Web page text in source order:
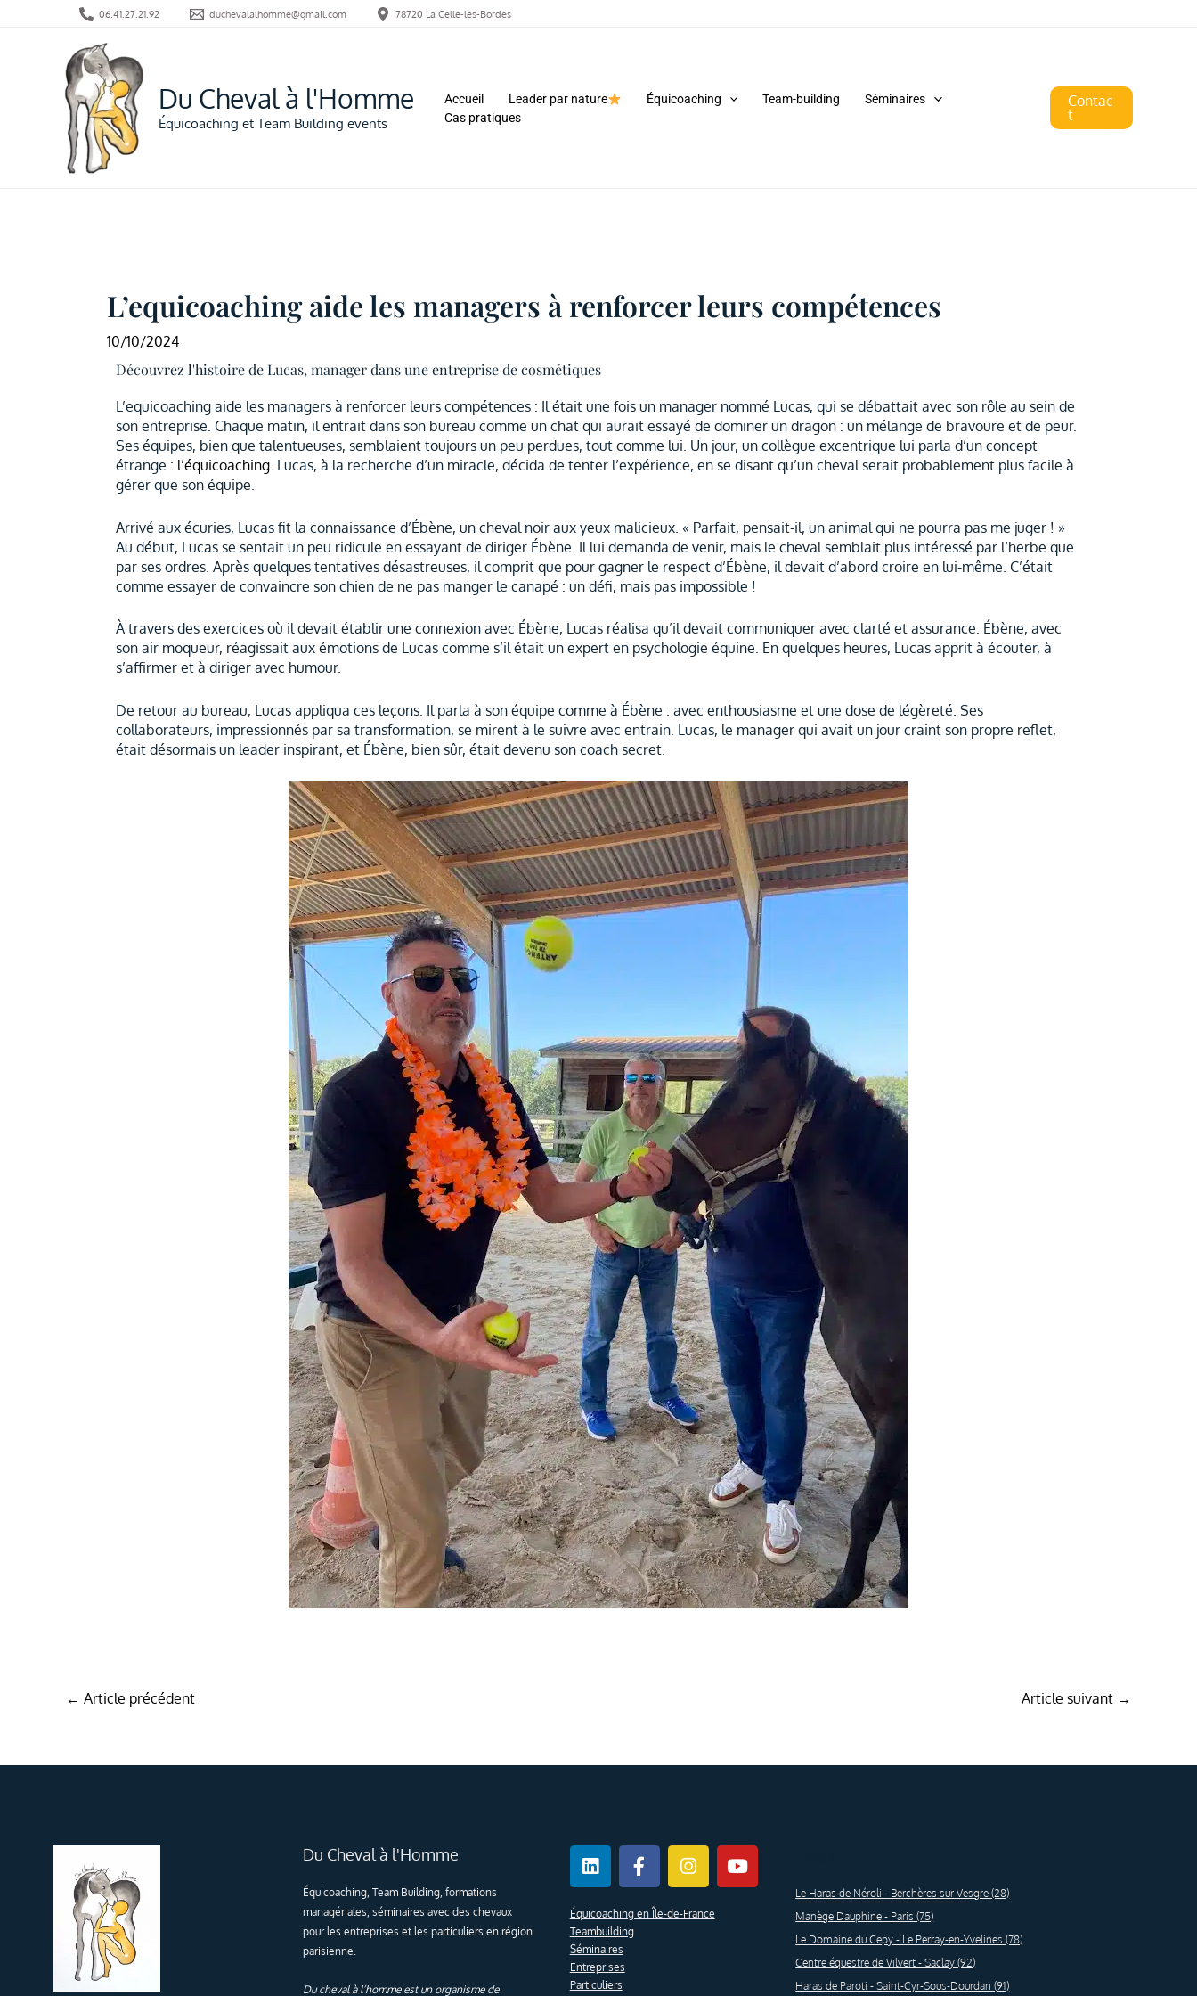
06.41.27.21.92 duchevalalhomme@gmail.com 78720 La Celle-les-Bordes
Du Cheval à l'Homme
Équicoaching et Team Building events
Accueil Leader par nature Équicoaching Team-building
Séminaires
Cas pratiques
Contac
t
L’equicoaching aide les managers à renforcer leurs compétences
10/10/2024
Découvrez l'histoire de Lucas, manager dans une entreprise de cosmétiques
L’equicoaching aide les managers à renforcer leurs compétences : Il était une fois un manager nommé Lucas, qui se débattait avec son rôle au sein de
son entreprise. Chaque matin, il entrait dans son bureau comme un chat qui aurait essayé de dominer un dragon : un mélange de bravoure et de peur.
Ses équipes, bien que talentueuses, semblaient toujours un peu perdues, tout comme lui. Un jour, un collègue excentrique lui parla d’un concept
étrange : l’équicoaching. Lucas, à la recherche d’un miracle, décida de tenter l’expérience, en se disant qu’un cheval serait probablement plus facile à
gérer que son équipe.
Arrivé aux écuries, Lucas fit la connaissance d’Ébène, un cheval noir aux yeux malicieux. « Parfait, pensait-il, un animal qui ne pourra pas me juger ! »
Au début, Lucas se sentait un peu ridicule en essayant de diriger Ébène. Il lui demanda de venir, mais le cheval semblait plus intéressé par l’herbe que
par ses ordres. Après quelques tentatives désastreuses, il comprit que pour gagner le respect d’Ébène, il devait d’abord croire en lui-même. C’était
comme essayer de convaincre son chien de ne pas manger le canapé : un défi, mais pas impossible !
À travers des exercices où il devait établir une connexion avec Ébène, Lucas réalisa qu’il devait communiquer avec clarté et assurance. Ébène, avec
son air moqueur, réagissait aux émotions de Lucas comme s’il était un expert en psychologie équine. En quelques heures, Lucas apprit à écouter, à
s’affirmer et à diriger avec humour.
De retour au bureau, Lucas appliqua ces leçons. Il parla à son équipe comme à Ébène : avec enthousiasme et une dose de légèreté. Ses
collaborateurs, impressionnés par sa transformation, se mirent à le suivre avec entrain. Lucas, le manager qui avait un jour craint son propre reflet,
était désormais un leader inspirant, et Ébène, bien sûr, était devenu son coach secret.
← Article précédent Article suivant →
Du Cheval à l'Homme
Équicoaching, Team Building, formations
managériales, séminaires avec des chevaux
pour les entreprises et les particuliers en région
parisienne.
Du cheval à l’homme est un organisme de
LinkedinFacebook-
f
InstagramYoutube
Équicoaching en Île-de-France
Teambuilding
Séminaires
Entreprises
Particuliers
Le Haras de Néroli - Berchères sur Vesgre (28)
Manège Dauphine - Paris (75)
Le Domaine du Cepy - Le Perray-en-Yvelines (78)
Centre équestre de Vilvert - Saclay (92)
Haras de Paroti - Saint-Cyr-Sous-Dourdan (91)